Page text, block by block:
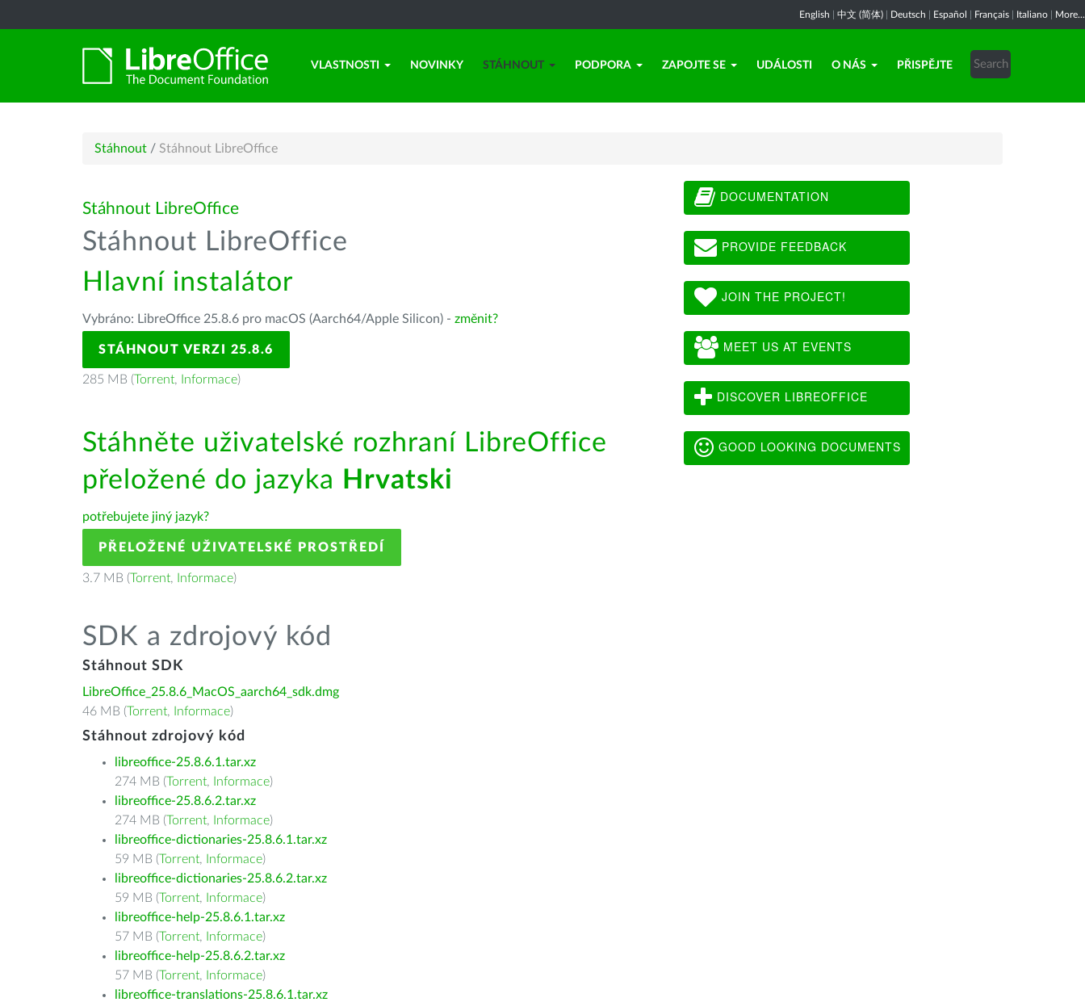
English 中文 (简体) Deutsch Español Français Italiano More...
VLASTNOSTI NOVINKY STÁHNOUT PODPORA ZAPOJTE SE UDÁLOSTI O NÁS PŘISPĚJTE
Stáhnout / Stáhnout LibreOffice
Stáhnout LibreOffice
Stáhnout LibreOffice
Hlavní instalátor
Vybráno: LibreOffice 25.8.6 pro macOS (Aarch64/Apple Silicon) - změnit?
STÁHNOUT VERZI 25.8.6
285 MB (Torrent, Informace)
Stáhněte uživatelské rozhraní LibreOffice
přeložené do jazyka Hrvatski
potřebujete jiný jazyk?
PŘELOŽENÉ UŽIVATELSKÉ PROSTŘEDÍ
3.7 MB (Torrent, Informace)
SDK a zdrojový kód
Stáhnout SDK
LibreOffice_25.8.6_MacOS_aarch64_sdk.dmg
46 MB (Torrent, Informace)
Stáhnout zdrojový kód
libreoffice-25.8.6.1.tar.xz
274 MB (Torrent, Informace)
libreoffice-25.8.6.2.tar.xz
274 MB (Torrent, Informace)
libreoffice-dictionaries-25.8.6.1.tar.xz
59 MB (Torrent, Informace)
libreoffice-dictionaries-25.8.6.2.tar.xz
59 MB (Torrent, Informace)
libreoffice-help-25.8.6.1.tar.xz
57 MB (Torrent, Informace)
libreoffice-help-25.8.6.2.tar.xz
57 MB (Torrent, Informace)
libreoffice-translations-25.8.6.1.tar.xz
DOCUMENTATION
PROVIDE FEEDBACK
JOIN THE PROJECT!
MEET US AT EVENTS
DISCOVER LIBREOFFICE
GOOD LOOKING DOCUMENTS